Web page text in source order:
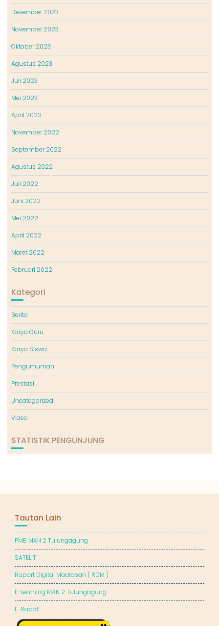
Desember 2023
November 2023
Oktober 2023
Agustus 2023
Juli 2023
Mei 2023
April 2023
November 2022
September 2022
Agustus 2022
Juli 2022
Juni 2022
Mei 2022
April 2022
Maret 2022
Februari 2022
Kategori
Berita
Karya Guru
Karya Siswa
Pengumuman
Prestasi
Uncategorized
Video
STATISTIK PENGUNJUNG
Tautan Lain
PMB MAN 2 Tulungagung
SATELIT
Raport Digital Madrasah ( RDM )
E-Learning MAN 2 Tulungagung
E-Rapot